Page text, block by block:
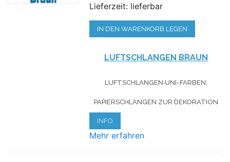
Lieferzeit: lieferbar
IN DEN WARENKORB LEGEN
LUFTSCHLANGEN BRAUN
LUFTSCHLANGEN UNI-FARBEN,
PAPIERSCHLANGEN ZUR DEKORATION
INFO
Mehr erfahren